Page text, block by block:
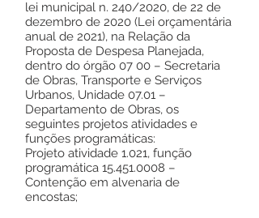
lei municipal n. 240/2020, de 22 de
dezembro de 2020 (Lei orçamentária
anual de 2021), na Relação da
Proposta de Despesa Planejada,
dentro do órgão 07 00 – Secretaria
de Obras, Transporte e Serviços
Urbanos, Unidade 07.01 –
Departamento de Obras, os
seguintes projetos atividades e
funções programáticas:
Projeto atividade 1.021, função
programática 15.451.0008 –
Contenção em alvenaria de
encostas;